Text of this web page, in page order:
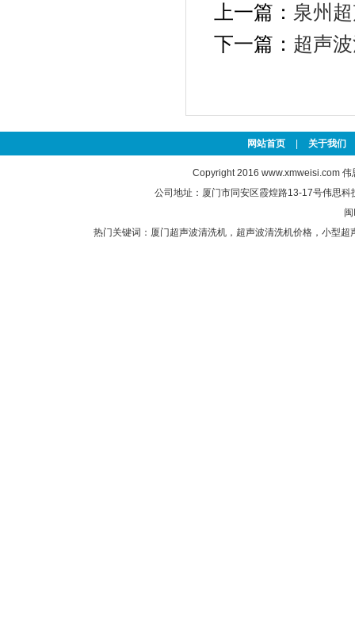
上一篇： 泉州
下一篇： 超声
网站首页 关于我们
Copyright 2016 www.xmweisi.com伟
公司地址：厦门市同安区霞煌路13-17号伟思
热门关键词： 厦门超声波清洗机 ， 超声波清洗机价格 ， 小型超